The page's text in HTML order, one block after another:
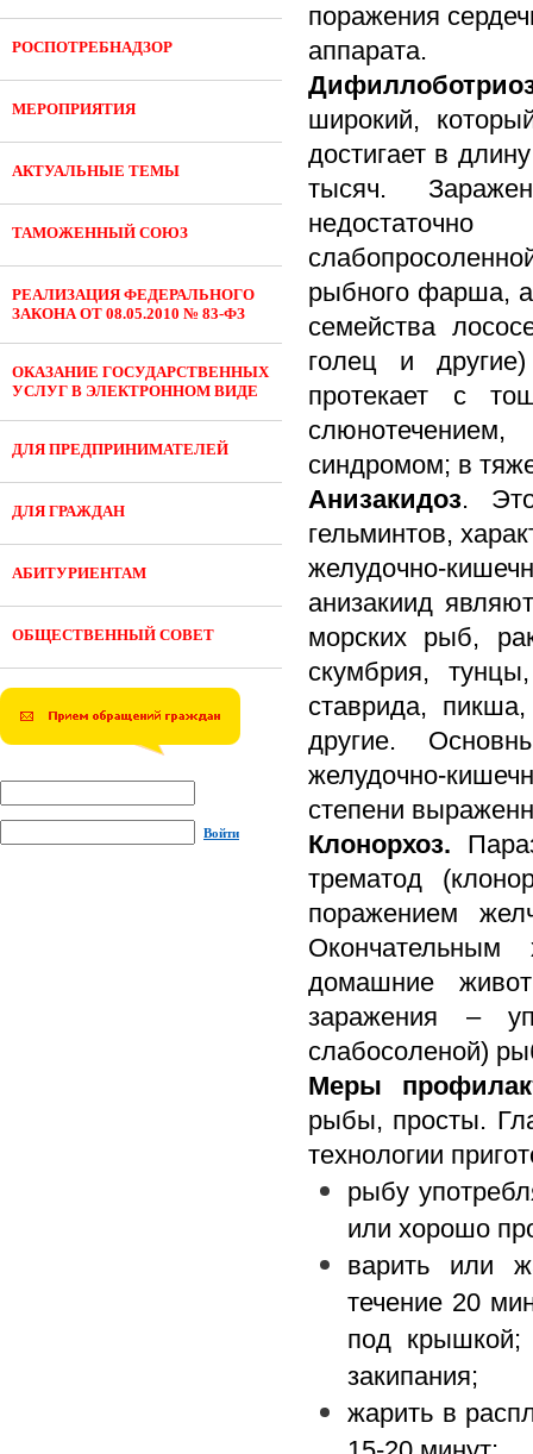
РОСПОТРЕБНАДЗОР
МЕРОПРИЯТИЯ
АКТУАЛЬНЫЕ ТЕМЫ
ТАМОЖЕННЫЙ СОЮЗ
РЕАЛИЗАЦИЯ ФЕДЕРАЛЬНОГО
ЗАКОНА ОТ 08.05.2010 № 83-ФЗ
ОКАЗАНИЕ ГОСУДАРСТВЕННЫХ
УСЛУГ В ЭЛЕКТРОННОМ ВИДЕ
ДЛЯ ПРЕДПРИНИМАТЕЛЕЙ
ДЛЯ ГРАЖДАН
АБИТУРИЕНТАМ
ОБЩЕСТВЕННЫЙ СОВЕТ
Войти
поражения
аппарата.
широкий,
достигает в
тысяч.
недостаточно
рыбного фарша,
семейства
голец и
протекает с
синдромом; в
Анизакидоз.
гельминтов,
желудочно-
анизакиид
морских рыб,
скумбрия,
ставрида,
другие.
желудочно-
степени
Клонорхоз.
трематод
поражением
домашние
заражения –
слабосоленой)
Меры
рыбы, просты.
технологии
рыбу
или хорошо
варить или
течение 20
под
закипания;
жарить в